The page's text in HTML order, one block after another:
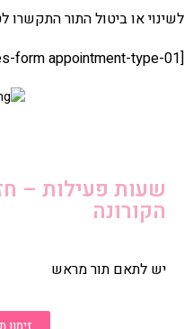
לשינוי או ביטול התור התקשרו
[bookly-services-form appointment-type-01]
שעות פעילות –
הקורונה
יש לתאם תור מראש